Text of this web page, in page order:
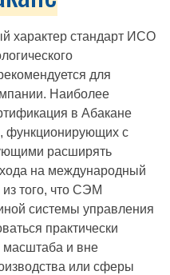
характер стандарт ИСО
для
Наиболее
в Абакане
функционирующих с
расширять
на международный
того, что СЭМ
системы управления
практически
и вне
или сферы